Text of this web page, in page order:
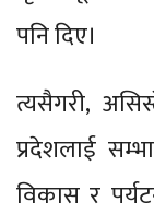
पनि दिए।
त्यसैगरी,
प्रदेशलाई
विकास र